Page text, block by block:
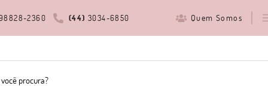
(44) 3034-6850
2360 Quem Somos